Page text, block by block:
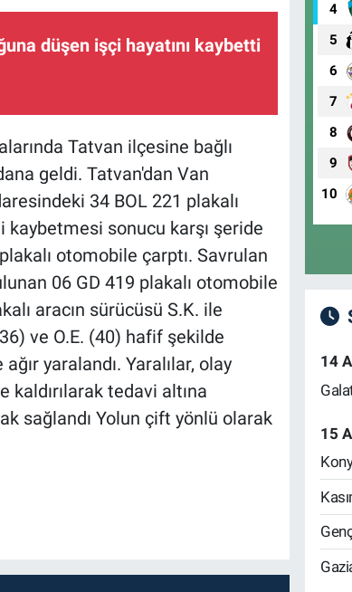
düşen işçi hayatını kaybetti
Tatvan ilçesine bağlı
geldi. Tatvan'dan Van
34 BOL 221 plakalı
sonucu karşı şeride
otomobile çarptı. Savrulan
06 GD 419 plakalı otomobile
aracın sürücüsü S.K. ile
ve O.E. (40) hafif şekilde
yaralandı. Yaralılar, olay
tedavi altına
sağlandı Yolun çift yönlü olarak
4
5
6
7
8
9
10
14
15